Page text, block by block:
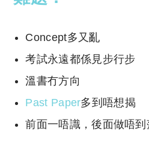
Concept多又亂
考試永遠都係見步行步
溫書冇方向
Past Paper多到唔想揭
前面一唔識，後面做唔到